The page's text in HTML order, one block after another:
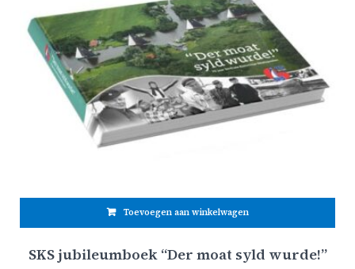
Toevoegen aan winkelwagen
SKS jubileumboek “Der moat syld wurde!”